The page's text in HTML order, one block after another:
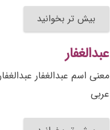
بیش تر بخوانید
عبدالغفار
معنی اسم عبدالغفار
عربی